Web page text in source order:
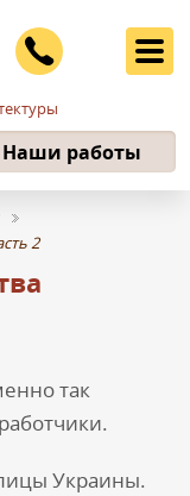
Наши работы
2
так
Украины.